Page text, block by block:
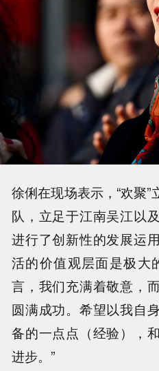
徐俐在现场表示，“欢聚
队，立足于江南吴江以
进行了创新性的发展运
活的价值观层面是极大
言，我们充满着敬意，
圆满成功。希望以我自
备的一点点（经验），
进步。”